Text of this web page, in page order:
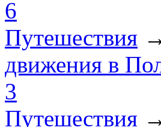
6
Путешествия
движения в
3
Путешествия